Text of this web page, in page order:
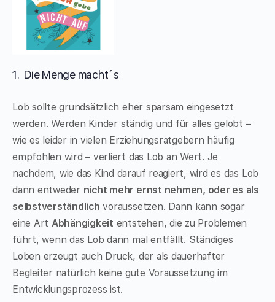
1. Die Menge macht´s
Lob sollte grundsätzlich eher sparsam eingesetzt
werden. Werden Kinder ständig und für alles gelobt –
wie es leider in vielen Erziehungsratgebern häufig
empfohlen wird – verliert das Lob an Wert. Je
nachdem, wie das Kind darauf reagiert, wird es das Lob
dann entweder nicht mehr ernst nehmen, oder es als
selbstverständlich voraussetzen. Dann kann sogar
eine Art Abhängigkeit entstehen, die zu Problemen
führt, wenn das Lob dann mal entfällt. Ständiges
Loben erzeugt auch Druck, der als dauerhafter
Begleiter natürlich keine gute Voraussetzung im
Entwicklungsprozess ist.